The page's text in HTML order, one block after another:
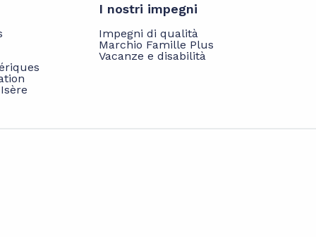
I nostri impegni
Impegni di qualità
Marchio Famille Plus
Vacanze e disabilità